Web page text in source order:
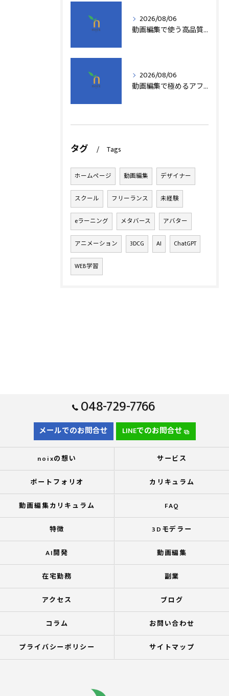
2026/08/06
動画編集で使う高品質アフターエフェクトテンプレート活用術
2026/08/06
動画編集で極めるアフターエフェクト基本技術
タグ Tags
ホームページ 動画編集 デザイナー
スクール フリーランス 未経験
eラーニング メタバース アバター
アニメーション 3DCG AI ChatGPT
WEB学習
048-729-7766
メールでのお問合せ LINEでのお問合せ
noixの想い サービス
ポートフォリオ カリキュラム
動画編集カリキュラム FAQ
特徴 3Dモデラー
AI開発 動画編集
在宅勤務 副業
アクセス ブログ
コラム お問い合わせ
プライバシーポリシー サイトマップ